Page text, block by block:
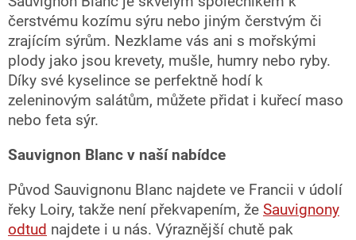
čerstvému kozímu sýru nebo jiným čerstvým či
zrajícím sýrům. Nezklame vás ani s mořskými
plody jako jsou krevety, mušle, humry nebo ryby.
Díky své kyselince se perfektně hodí k
zeleninovým salátům, můžete přidat i kuřecí maso
nebo feta sýr.
Sauvignon Blanc v naší nabídce
Původ Sauvignonu Blanc najdete ve Francii v údolí
řeky Loiry, takže není překvapením, že Sauvignony
odtud najdete i u nás. Výraznější chutě pak